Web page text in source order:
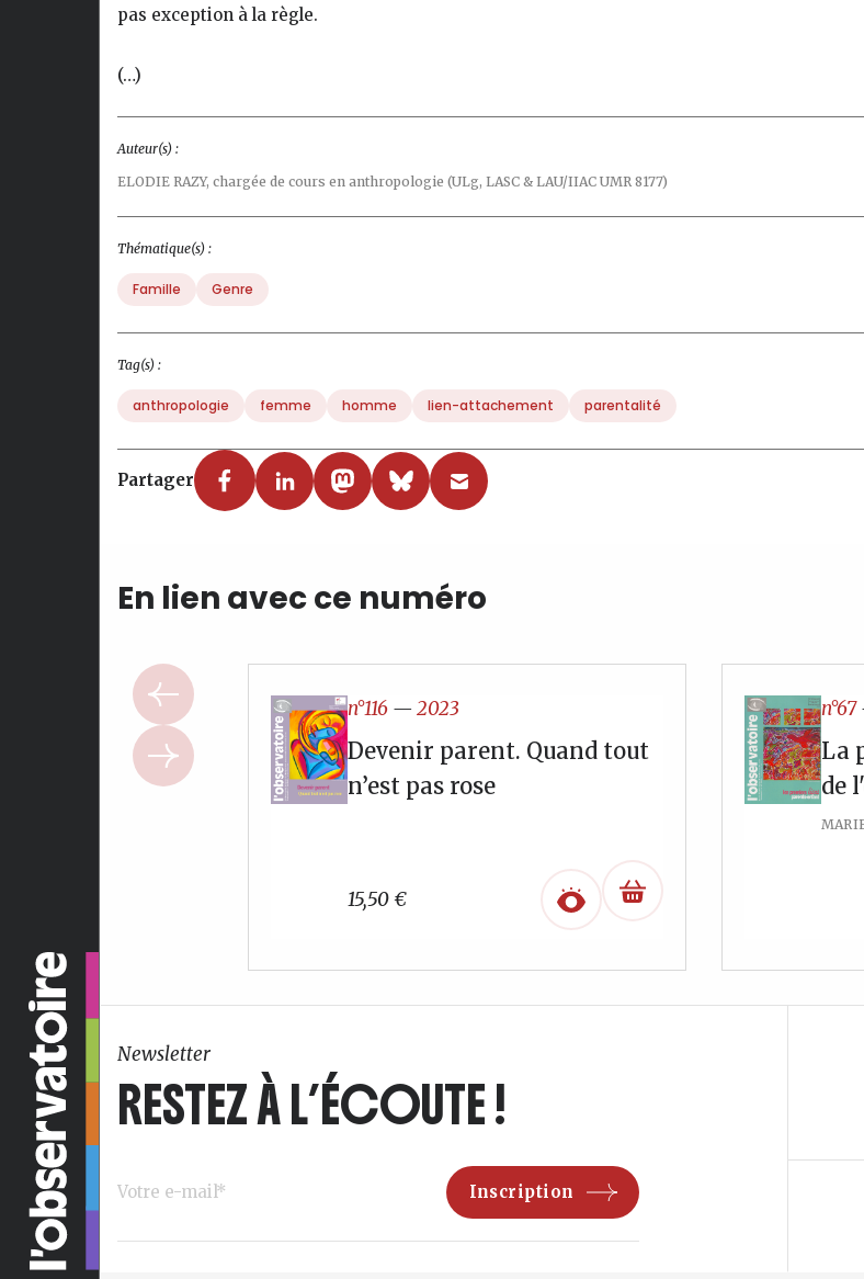
pas exception à la règle.
(…)
Auteur(s) :
ELODIE RAZY, chargée de cours en anthropologie (ULg, LASC & LAU/IIAC UMR 8177)
Thématique(s) :
Famille Genre
Tag(s) :
anthropologie femme homme lien-attachement parentalité
Partager
En lien avec ce numéro
n°116 —2023
Devenir parent. Quand tout
n’est pas rose
15,50€
n°67
La
de
Newsletter
RESTEZ À L’ÉCOUTE !